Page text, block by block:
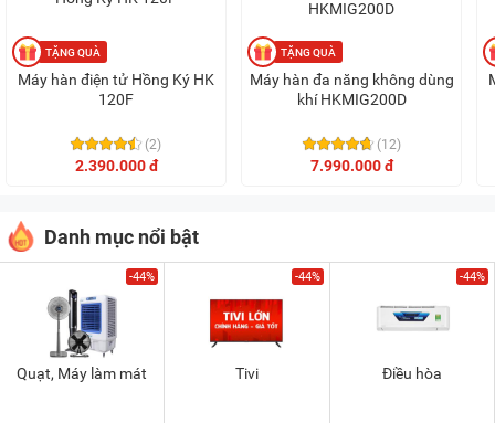
Máy hàn điện tử Hồng Ký HK
120F
(2)
2.390.000 đ
Máy hàn đa năng không dùng
khí HKMIG200D
(12)
7.990.000 đ
Danh mục nổi bật
-44%
Quạt, Máy làm mát
-44%
Tivi
-44%
Điều hòa